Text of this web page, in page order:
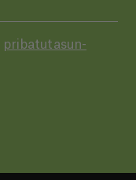
pribatutasun-